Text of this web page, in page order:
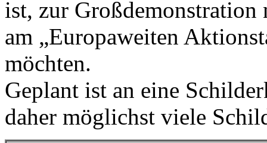
ist, zur Großdemonstration
am „Europaweiten
möchten.
Geplant ist an eine
daher möglichst viele